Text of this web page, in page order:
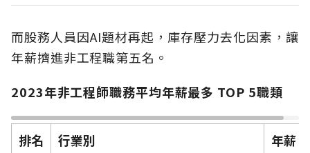
而股務人員因AI題材再起，庫存壓力去化因素，讓
年薪擠進非工程職第五名。
2023年非工程師職務平均年薪最多 TOP 5職類
排名 行業別
年薪